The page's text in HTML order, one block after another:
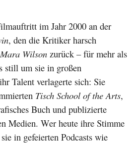
im Jahr 2000 an der
, den die Kritiker harsch
Mara Wilson zurück – für mehr als
still um sie in großen
Talent verlagerte sich: Sie
Tisch School of the Arts,
Buch und publizierte
Medien. Wer heute ihre Stimme
in gefeierten Podcasts wie